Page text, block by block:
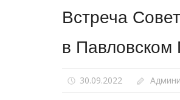
Встреча
в Павловском
30.09.2022